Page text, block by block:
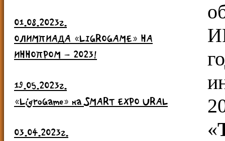
01.08.2023г.
ОЛИМПИАДА «LIGROGAME» НА
ИННОПРОМ – 2023!
19.05.2023г.
«LigroGame» на SMART EXPO URAL
03.04.2023г.
«